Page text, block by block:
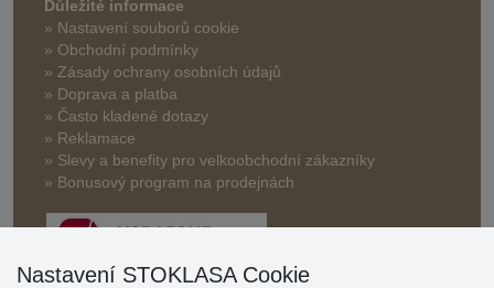
Důležité informace
» Nastavení souborů cookie
» Obchodní podmínky
» Zásady ochrany osobních údajů
» Doprava a platba
» Často kladené dotazy
» Reklamace
» Slevy a benefity pro velkoobchodní zákazníky
» Bonusový program na prodejnách
Nastavení STOKLASA Cookie